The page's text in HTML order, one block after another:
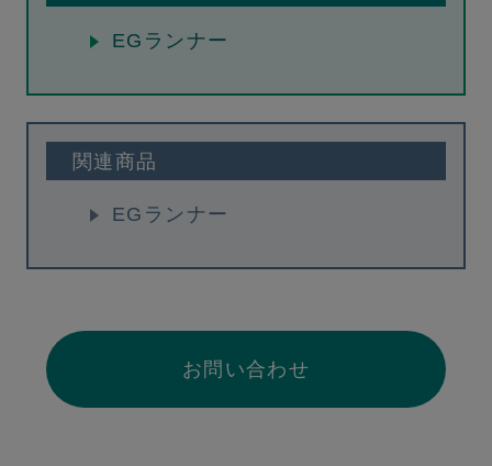
EGランナー
関連商品
EGランナー
お問い合わせ